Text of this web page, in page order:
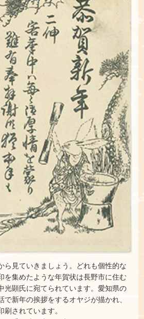
ら見ていきましょう。どれも個性的な
を集めたような年賀状は長野市に住む
光顕氏に宛てられています。愛知県の
で新年の挨拶をするオヤジが描かれ、
刷されています。